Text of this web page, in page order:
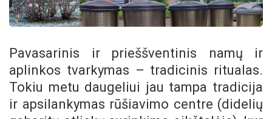
Pavasarinis ir prieššventinis namų ir
aplinkos tvarkymas – tradicinis ritualas.
Tokiu metu daugeliui jau tampa tradicija
ir apsilankymas rūšiavimo centre (didelių